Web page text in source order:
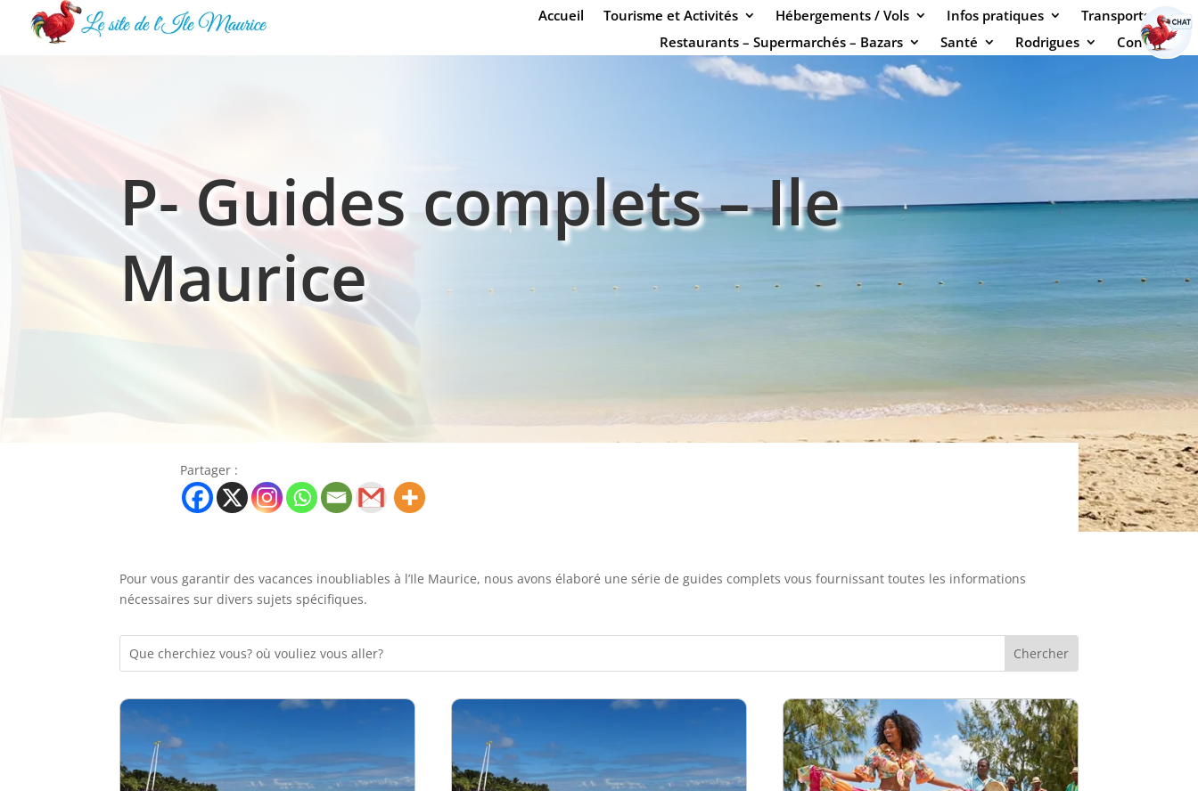
Accueil Tourisme et Activités Hébergements / Vols Infos pratiques
Transports
Restaurants – Supermarchés – Bazars
Santé Rodrigues Contact
P- Guides complets – Ile
Maurice
Partager :
Pour vous garantir des vacances inoubliables à l’Ile Maurice, nous avons élaboré une série de guides complets vous fournissant toutes les informations
nécessaires sur divers sujets spécifiques.